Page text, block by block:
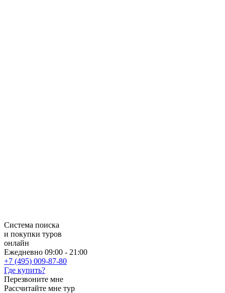
Система поиска
и покупки туров
онлайн
Ежедневно 09:00 - 21:00
+7 (495) 009-87-80
Где купить?
Перезвоните мне
Рассчитайте мне тур